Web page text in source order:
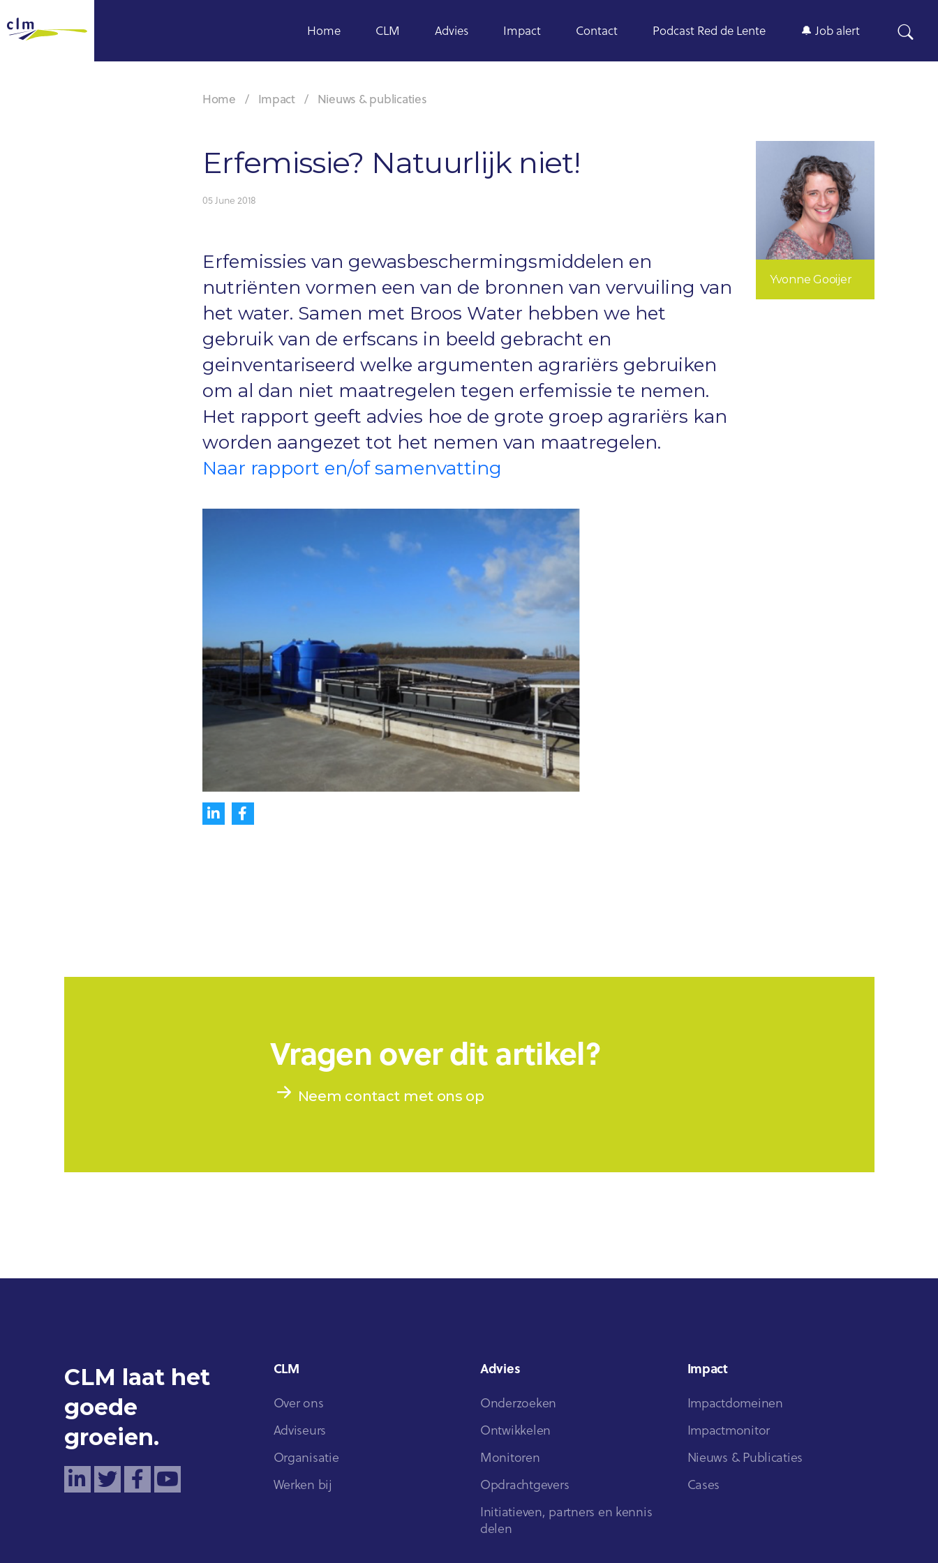
Home CLM Advies Impact Contact Podcast Red de Lente 🔔 Job alert
Home Impact Nieuws & publicaties
Erfemissie? Natuurlijk niet!
05 June 2018
Erfemissies van gewasbeschermingsmiddelen en
nutriënten vormen een van de bronnen van vervuiling van
het water. Samen met Broos Water hebben we het
gebruik van de erfscans in beeld gebracht en
geinventariseerd welke argumenten agrariërs gebruiken
om al dan niet maatregelen tegen erfemissie te nemen.
Het rapport geeft advies hoe de grote groep agrariërs kan
worden aangezet tot het nemen van maatregelen.
Naar rapport en/of samenvatting
Yvonne Gooijer
Vragen over dit artikel?
Neem contact met ons op
CLM laat het
goede
groeien.
CLM
Over ons
Adviseurs
Organisatie
Werken bij
Advies
Onderzoeken
Ontwikkelen
Monitoren
Opdrachtgevers
Initiatieven, partners en kennis
delen
Impact
Impactdomeinen
Impactmonitor
Nieuws & Publicaties
Cases